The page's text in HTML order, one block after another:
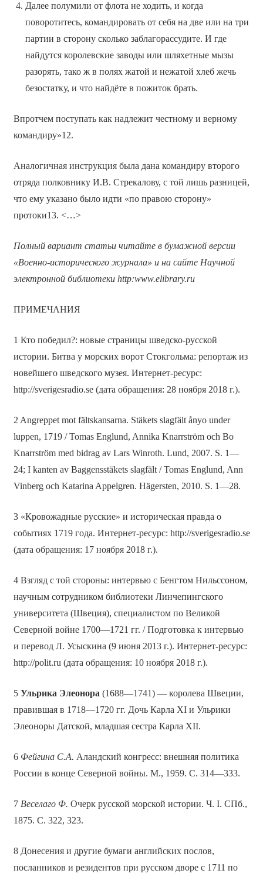
Далее полумили от флота не ходить, и когда
поворотитесь, командировать от себя на две или на три
партии в сторону сколько заблагорассудите. И где
найдутся королевские заводы или шляхетные мызы
разорять, тако ж в полях жатой и нежатой хлеб жечь
безостатку, и что найдёте в пожиток брать.
Впротчем поступать как надлежит честному и верному
командиру»12.
Аналогичная инструкция была дана командиру второго
отряда полковнику И.В. Стрекалову, с той лишь разницей,
что ему указано было идти «по правою сторону»
протоки13. <…>
Полный вариант статьи читайте в бумажной версии
«Военно-исторического журнала» и на сайте Научной
электронной библиотеки http:www.elibrary.ru
ПРИМЕЧАНИЯ
1 Кто победил?: новые страницы шведско-русской
истории. Битва у морских ворот Стокгольма: репортаж из
новейшего шведского музея. Интернет-ресурс:
http://sverigesradio.se (дата обращения: 28 ноября 2018 г.).
2 Angreppet mot fältskansarna. Stäkets slagfält ånyo under
luppen, 1719 / Tomas Englund, Annika Knarrström och Bo
Knarrström med bidrag av Lars Winroth. Lund, 2007. S. 1—
24; I kanten av Baggensstäkets slagfält / Tomas Englund, Ann
Vinberg och Katarina Appelgren. Hägersten, 2010. S. 1—28.
3 «Кровожадные русские» и историческая правда о
событиях 1719 года. Интернет-ресурс: http://sverigesradio.se
(дата обращения: 17 ноября 2018 г.).
4 Взгляд с той стороны: интервью с Бенгтом Нильссоном,
научным сотрудником библиотеки Линчепингского
университета (Швеция), специалистом по Великой
Северной войне 1700—1721 гг. / Подготовка к интервью
и перевод Л. Усыскина (9 июня 2013 г.). Интернет-ресурс:
http://polit.ru (дата обращения: 10 ноября 2018 г.).
5 Ульрика Элеонора (1688—1741) — королева Швеции,
правившая в 1718—1720 гг. Дочь Карла XI и Ульрики
Элеоноры Датской, младшая сестра Карла XII.
6 Фейгина С.А. Аландский конгресс: внешняя политика
России в конце Северной войны. М., 1959. С. 314—333.
7 Веселаго Ф. Очерк русской морской истории. Ч. I. СПб.,
1875. С. 322, 323.
8 Донесения и другие бумаги английских послов,
посланников и резидентов при русском дворе с 1711 по